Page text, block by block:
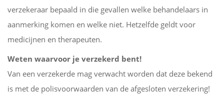
verzekeraar bepaald in die gevallen welke behandelaars in
aanmerking komen en welke niet. Hetzelfde geldt voor
medicijnen en therapeuten.
Weten waarvoor je verzekerd bent!
Van een verzekerde mag verwacht worden dat deze bekend
is met de polisvoorwaarden van de afgesloten verzekering!